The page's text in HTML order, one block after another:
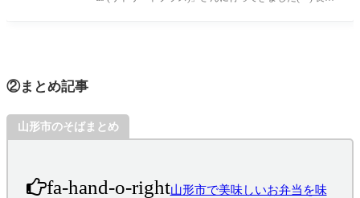
②まとめ記事
山形市のそばまとめ
fa-hand-o-right山形市で美味しいお弁当を味